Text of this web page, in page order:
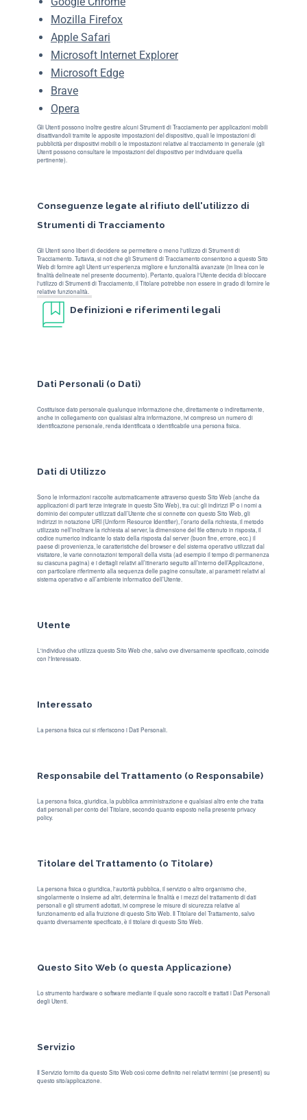
Mozilla Firefox
Apple Safari
Microsoft Internet Explorer
Microsoft Edge
Brave
Opera
Gli Utenti possono inoltre gestire alcuni Strumenti di Tracciamento per applicazioni mobili
disattivandoli tramite le apposite impostazioni del dispositivo, quali le impostazioni di
pubblicità per dispositivi mobili o le impostazioni relative al tracciamento in generale (gli
Utenti possono consultare le impostazioni del dispositivo per individuare quella
pertinente).
Conseguenze legate al rifiuto dell'utilizzo di
Strumenti di Tracciamento
Gli Utenti sono liberi di decidere se permettere o meno l'utilizzo di Strumenti di
Tracciamento. Tuttavia, si noti che gli Strumenti di Tracciamento consentono a questo Sito
Web di fornire agli Utenti un'esperienza migliore e funzionalità avanzate (in linea con le
finalità delineate nel presente documento). Pertanto, qualora l'Utente decida di bloccare
l'utilizzo di Strumenti di Tracciamento, il Titolare potrebbe non essere in grado di fornire le
relative funzionalità.
Definizioni e riferimenti legali
Dati Personali (o Dati)
Costituisce dato personale qualunque informazione che, direttamente o indirettamente,
anche in collegamento con qualsiasi altra informazione, ivi compreso un numero di
identificazione personale, renda identificata o identificabile una persona fisica.
Dati di Utilizzo
Sono le informazioni raccolte automaticamente attraverso questo Sito Web (anche da
applicazioni di parti terze integrate in questo Sito Web), tra cui: gli indirizzi IP o i nomi a
dominio dei computer utilizzati dall’Utente che si connette con questo Sito Web, gli
indirizzi in notazione URI (Uniform Resource Identifier), l’orario della richiesta, il metodo
utilizzato nell’inoltrare la richiesta al server, la dimensione del file ottenuto in risposta, il
codice numerico indicante lo stato della risposta dal server (buon fine, errore, ecc.) il
paese di provenienza, le caratteristiche del browser e del sistema operativo utilizzati dal
visitatore, le varie connotazioni temporali della visita (ad esempio il tempo di permanenza
su ciascuna pagina) e i dettagli relativi all’itinerario seguito all’interno dell’Applicazione,
con particolare riferimento alla sequenza delle pagine consultate, ai parametri relativi al
sistema operativo e all’ambiente informatico dell’Utente.
Utente
L'individuo che utilizza questo Sito Web che, salvo ove diversamente specificato, coincide
con l'Interessato.
Interessato
La persona fisica cui si riferiscono i Dati Personali.
Responsabile del Trattamento (o Responsabile)
La persona fisica, giuridica, la pubblica amministrazione e qualsiasi altro ente che tratta
dati personali per conto del Titolare, secondo quanto esposto nella presente privacy
policy.
Titolare del Trattamento (o Titolare)
La persona fisica o giuridica, l'autorità pubblica, il servizio o altro organismo che,
singolarmente o insieme ad altri, determina le finalità e i mezzi del trattamento di dati
personali e gli strumenti adottati, ivi comprese le misure di sicurezza relative al
funzionamento ed alla fruizione di questo Sito Web. Il Titolare del Trattamento, salvo
quanto diversamente specificato, è il titolare di questo Sito Web.
Questo Sito Web (o questa Applicazione)
Lo strumento hardware o software mediante il quale sono raccolti e trattati i Dati Personali
degli Utenti.
Servizio
Il Servizio fornito da questo Sito Web così come definito nei relativi termini (se presenti) su
questo sito/applicazione.